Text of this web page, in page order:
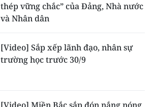
thép vững chắc” của Đảng, Nhà nước
và Nhân dân
[Video] Sắp xếp lãnh đạo, nhân sự
trường học trước 30/9